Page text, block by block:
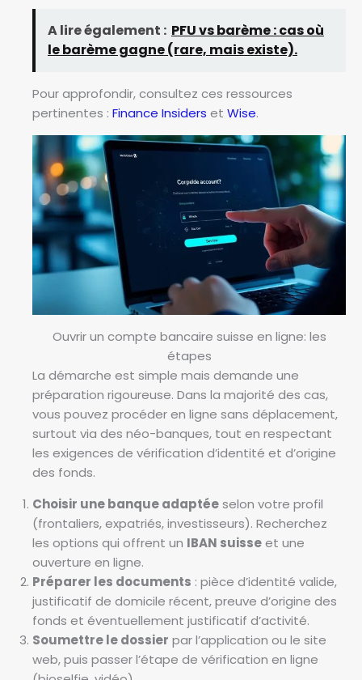
A lire également : PFU vs barème : cas où
le barème gagne (rare, mais existe).
Pour approfondir, consultez ces ressources
pertinentes : Finance Insiders et Wise.
Ouvrir un compte bancaire suisse en ligne: les
étapes
La démarche est simple mais demande une
préparation rigoureuse. Dans la majorité des cas,
vous pouvez procéder en ligne sans déplacement,
surtout via des néo-banques, tout en respectant
les exigences de vérification d’identité et d’origine
des fonds.
Choisir une banque adaptéeselon votre profil
(frontaliers, expatriés, investisseurs). Recherchez
les options qui offrent un IBAN suisseet une
ouverture en ligne.
Préparer les documents : pièce d’identité valide,
justificatif de domicile récent, preuve d’origine des
fonds et éventuellement justificatif d’activité.
Soumettre le dossier par l’application ou le site
web, puis passer l’étape de vérification en ligne